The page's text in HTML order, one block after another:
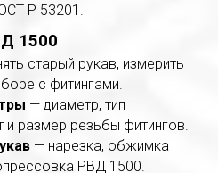
Р 53201.
1500
старый рукав, измерить
с фитингами.
— диаметр, тип
и размер резьбы фитингов.
— нарезка, обжимка
РВД 1500.